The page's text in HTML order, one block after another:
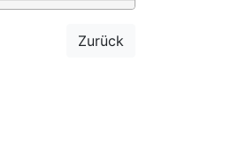
Zurück